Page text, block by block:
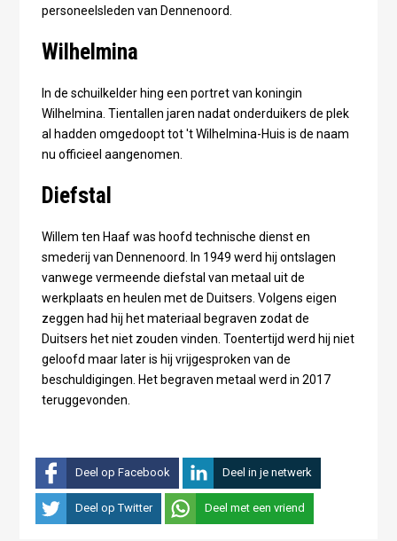
personeelsleden van Dennenoord.
Wilhelmina
In de schuilkelder hing een portret van koningin
Wilhelmina. Tientallen jaren nadat onderduikers de plek
al hadden omgedoopt tot 't Wilhelmina-Huis is de naam
nu officieel aangenomen.
Diefstal
Willem ten Haaf was hoofd technische dienst en
smederij van Dennenoord. In 1949 werd hij ontslagen
vanwege vermeende diefstal van metaal uit de
werkplaats en heulen met de Duitsers. Volgens eigen
zeggen had hij het materiaal begraven zodat de
Duitsers het niet zouden vinden. Toentertijd werd hij niet
geloofd maar later is hij vrijgesproken van de
beschuldigingen. Het begraven metaal werd in 2017
teruggevonden.
Deel op Facebook Deel in je netwerk
Deel op Twitter Deel met een vriend